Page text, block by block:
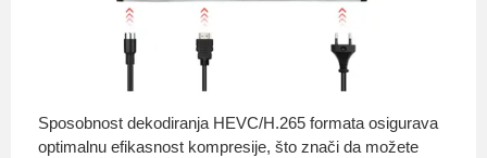
Sposobnost dekodiranja HEVC/H.265 formata osigurava
optimalnu efikasnost kompresije, što znači da možete